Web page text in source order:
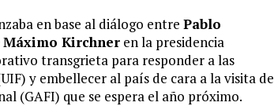
en base al diálogo entre Pablo
Kirchner en la presidencia
transgrieta para responder a las
y embellecer al país de cara a la visita de
(GAFI) que se espera el año próximo.